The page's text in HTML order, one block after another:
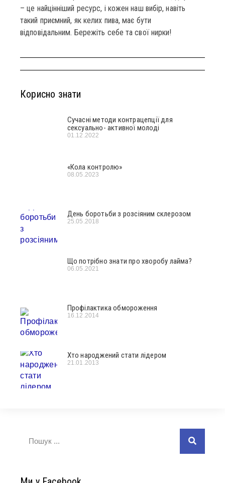
– це найцінніший ресурс, і кожен наш вибір, навіть
такий приємний, як келих пива, має бути
відповідальним. Бережіть себе та свої нирки!
Корисно знати
Сучасні методи контрацепції для
сексуально- активної молоді
01.12.2022
«Кола контролю»
08.05.2023
День боротьби з розсіяним склерозом
25.05.2018
Що потрібно знати про хворобу лайма?
06.05.2021
Профілактика обмороження
16.12.2014
Хто народжений стати лідером
21.01.2013